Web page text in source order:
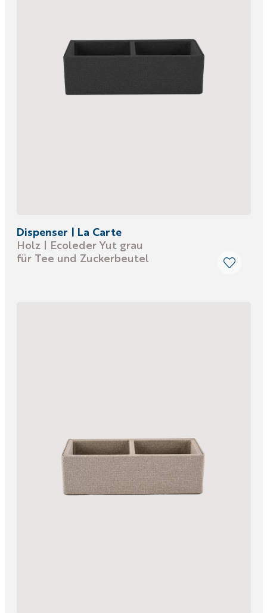
Dispenser | La Carte
Holz | Ecoleder Yut grau
für Tee und Zuckerbeutel